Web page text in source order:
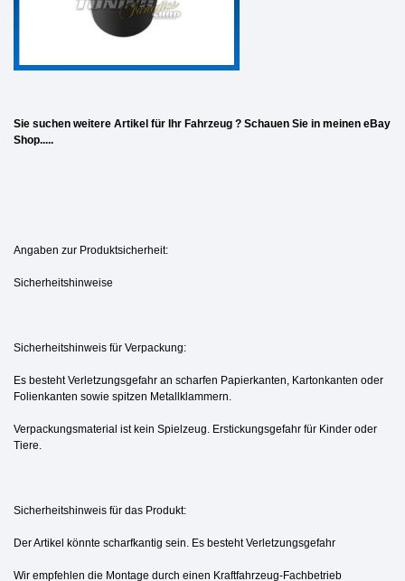
Sie suchen weitere Artikel für Ihr Fahrzeug ? Schauen Sie in meinen eBay
Shop.....
Angaben zur Produktsicherheit:
Sicherheitshinweise
Sicherheitshinweis für Verpackung:
Es besteht Verletzungsgefahr an scharfen Papierkanten, Kartonkanten oder
Folienkanten sowie spitzen Metallklammern.
Verpackungsmaterial ist kein Spielzeug. Erstickungsgefahr für Kinder oder
Tiere.
Sicherheitshinweis für das Produkt:
Der Artikel könnte scharfkantig sein. Es besteht Verletzungsgefahr
Wir empfehlen die Montage durch einen Kraftfahrzeug-Fachbetrieb